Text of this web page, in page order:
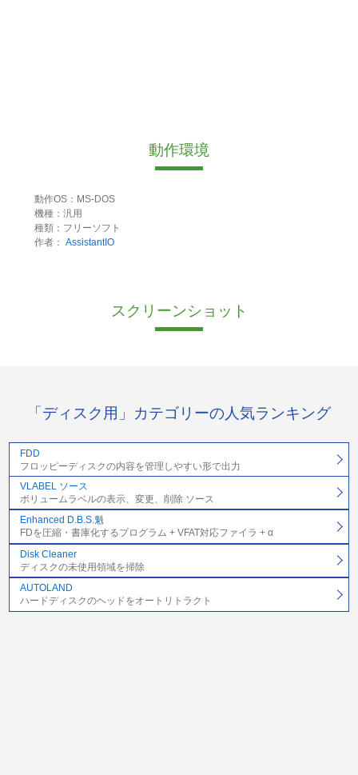
動作環境
動作OS：MS-DOS
機種：汎用
種類：フリーソフト
作者： AssistantIO
スクリーンショット
「ディスク用」カテゴリーの人気ランキング
FDD
フロッピーディスクの内容を管理しやすい形で出力
VLABEL ソース
ボリュームラベルの表示、変更、削除 ソース
Enhanced D.B.S.魁
FDを圧縮・書庫化するプログラム + VFAT対応ファイラ + α
Disk Cleaner
ディスクの未使用領域を掃除
AUTOLAND
ハードディスクのヘッドをオートリトラクト